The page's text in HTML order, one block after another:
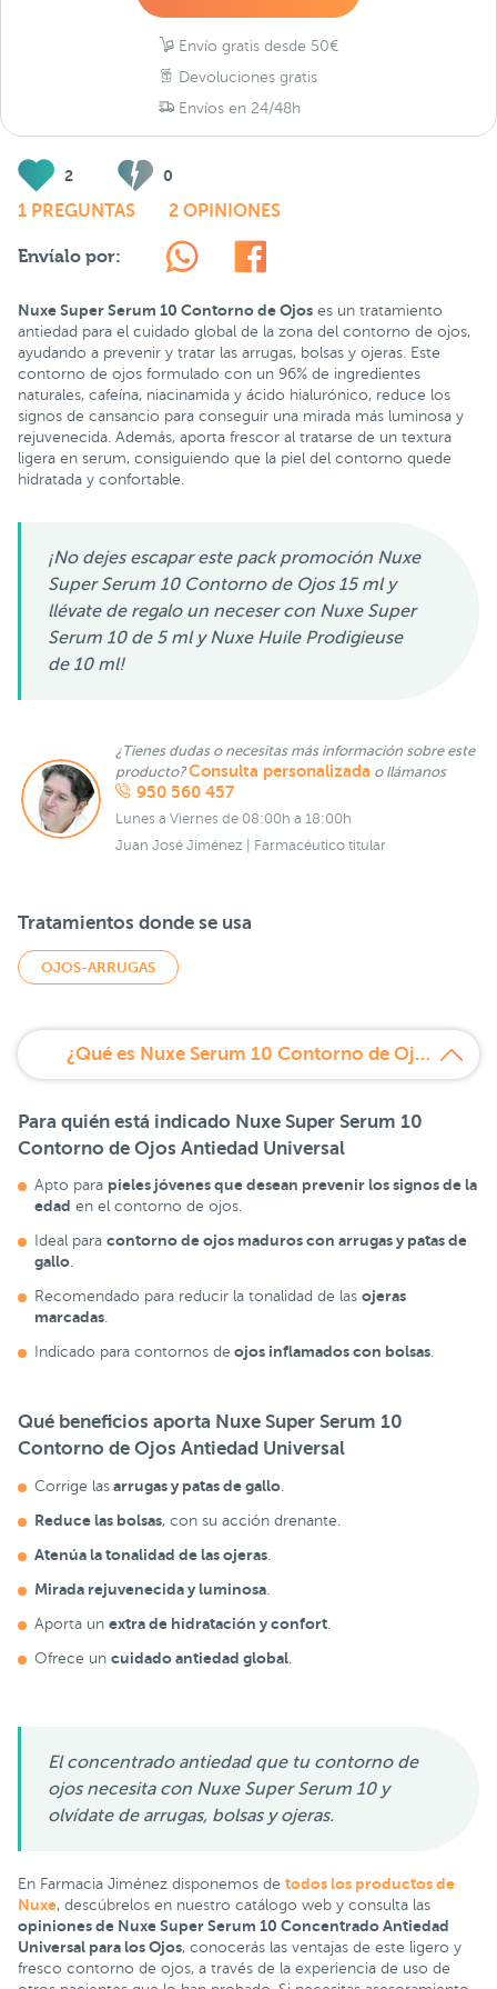
Envío gratis desde 50€
Devoluciones gratis
Envíos en 24/48h
2 0
1 PREGUNTAS 2 OPINIONES
Envíalo por:
Nuxe Super Serum 10 Contorno de Ojos es un tratamiento
antiedad para el cuidado global de la zona del contorno de ojos,
ayudando a prevenir y tratar las arrugas, bolsas y ojeras. Este
contorno de ojos formulado con un 96% de ingredientes
naturales, cafeína, niacinamida y ácido hialurónico, reduce los
signos de cansancio para conseguir una mirada más luminosa y
rejuvenecida. Además, aporta frescor al tratarse de un textura
ligera en serum, consiguiendo que la piel del contorno quede
hidratada y confortable.
¡No dejes escapar este pack promoción Nuxe
Super Serum 10 Contorno de Ojos 15 ml y
llévate de regalo un neceser con Nuxe Super
Serum 10 de 5 ml y Nuxe Huile Prodigieuse
de 10 ml!
¿Tienes dudas o necesitas más información sobre este
producto?Consulta personalizada o llámanos
950 560 457
Lunes a Viernes de 08:00h a 18:00h
Juan José Jiménez | Farmacéutico titular
Tratamientos donde se usa
OJOS-ARRUGAS
¿Qué es Nuxe Serum 10 Contorno de Ojos?
Para quién está indicado Nuxe Super Serum 10
Contorno de Ojos Antiedad Universal
Apto para pieles jóvenes que desean prevenir los signos de la
edad en el contorno de ojos.
Ideal para contorno de ojos maduros con arrugas y patas de
gallo.
Recomendado para reducir la tonalidad de las ojeras
marcadas.
Indicado para contornos de ojos inflamados con bolsas.
Qué beneficios aporta Nuxe Super Serum 10
Contorno de Ojos Antiedad Universal
Corrige las arrugas y patas de gallo
Reduce las bolsas, con su acción drenante.
Atenúa la tonalidad de las ojeras
Mirada rejuvenecida y luminosa
Aporta un extra de hidratación y confort
Ofrece un cuidado antiedad global
El concentrado antiedad que tu contorno de
ojos necesita con Nuxe Super Serum 10 y
olvídate de arrugas, bolsas y ojeras.
En Farmacia Jiménez disponemos de todos los productos de
Nuxe, descúbrelos en nuestro catálogo web y consulta las
opiniones de Nuxe Super Serum 10 Concentrado Antiedad
Universal para los Ojos, conocerás las ventajas de este ligero y
fresco contorno de ojos, a través de la experiencia de uso de